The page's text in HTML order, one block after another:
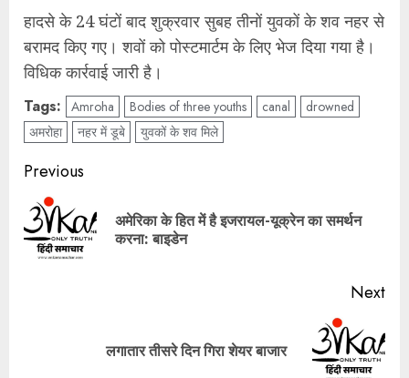
हादसे के 24 घंटों बाद शुक्रवार सुबह तीनों युवकों के शव नहर से
बरामद किए गए। शवों को पोस्टमार्टम के लिए भेज दिया गया है।
विधिक कार्रवाई जारी है।
Tags: Amroha Bodies of three youths canal
drowned
अमरोहा
नहर में डूबे युवकों के शव मिले
Post
navigation
Previous
अमेरिका के हित में है इजरायल-यूक्रेन का समर्थन
करना: बाइडेन
Next
लगातार तीसरे दिन गिरा शेयर बाजार